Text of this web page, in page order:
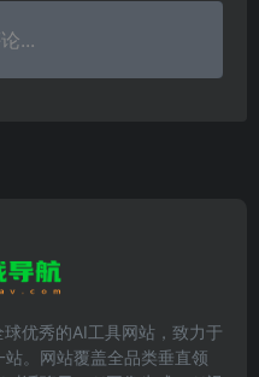
...
优秀的AI工具网站，致力于
。网站覆盖全品类垂直领